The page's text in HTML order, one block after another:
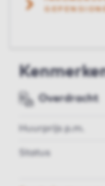
Overdracht
Huurprijs p.m.
Status